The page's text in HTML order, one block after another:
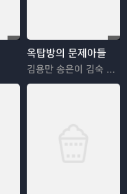
옥탑방의 문제아들
김용만 송은이 김숙 정형돈 민경훈